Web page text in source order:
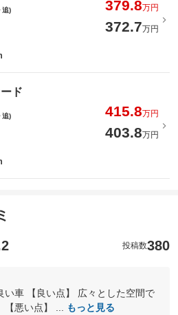
追)
379.8万円
372.7万円
ド
追)
415.8万円
403.8万円
投稿数380
い車 【良い点】 広々とした空間で
【悪い点】 ...
もっと見る